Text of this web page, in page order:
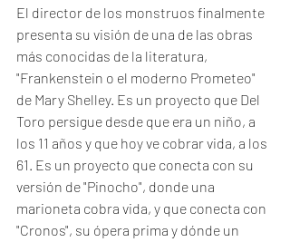
El director de los monstruos finalmente
presenta su visión de una de las obras
más conocidas de la literatura,
"Frankenstein o el moderno Prometeo"
de Mary Shelley. Es un proyecto que Del
Toro persigue desde que era un niño, a
los 11 años y que hoy ve cobrar vida, a los
61. Es un proyecto que conecta con su
versión de "Pinocho", donde una
marioneta cobra vida, y que conecta con
"Cronos", su ópera prima y dónde un